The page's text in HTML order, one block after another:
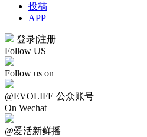
投稿
APP
登录|注册
Follow US
Follow us on
@EVOLIFE 公众账号
On Wechat
@爱活新鲜播